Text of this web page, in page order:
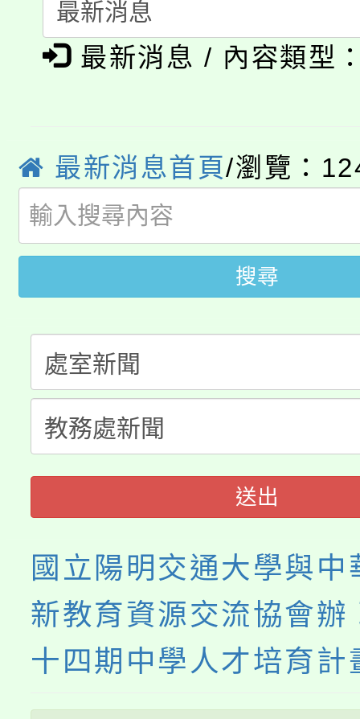
徵才活動。
YOUNG桃局內行報名
8月14至27日，桃園電
田徑場及游泳池舉行。
桃園市低收入戶享有免
視費優惠，中低收入戶
半價優惠，詳情可洽有
者。
大園自造教育及科技中
份教師增能研習
大溪自造教育及科技中
淨零綠生活教案入校路
程
最新消息 / 內容類型
最新消息首頁/瀏覽：
搜尋
送出
國立陽明交通大學與中
新教育資源交流協會辦
十四期中學人才培育計